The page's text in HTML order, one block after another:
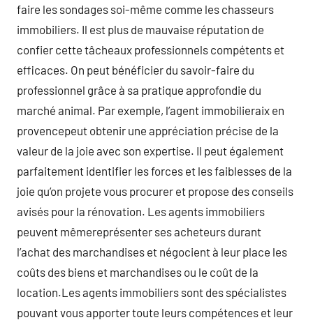
faire les sondages soi-même comme les chasseurs
immobiliers. Il est plus de mauvaise réputation de
confier cette tâcheaux professionnels compétents et
efficaces. On peut bénéficier du savoir-faire du
professionnel grâce à sa pratique approfondie du
marché animal. Par exemple, l’agent immobilieraix en
provencepeut obtenir une appréciation précise de la
valeur de la joie avec son expertise. Il peut également
parfaitement identifier les forces et les faiblesses de la
joie qu’on projete vous procurer et propose des conseils
avisés pour la rénovation. Les agents immobiliers
peuvent mêmereprésenter ses acheteurs durant
l’achat des marchandises et négocient à leur place les
coûts des biens et marchandises ou le coût de la
location.Les agents immobiliers sont des spécialistes
pouvant vous apporter toute leurs compétences et leur